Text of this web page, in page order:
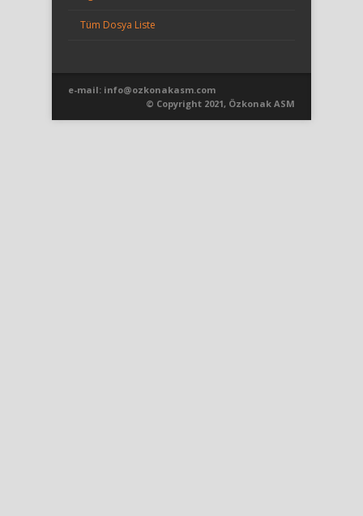
Tüm Dosya Liste
e-mail: info@ozkonakasm.com
© Copyright 2021, Özkonak ASM